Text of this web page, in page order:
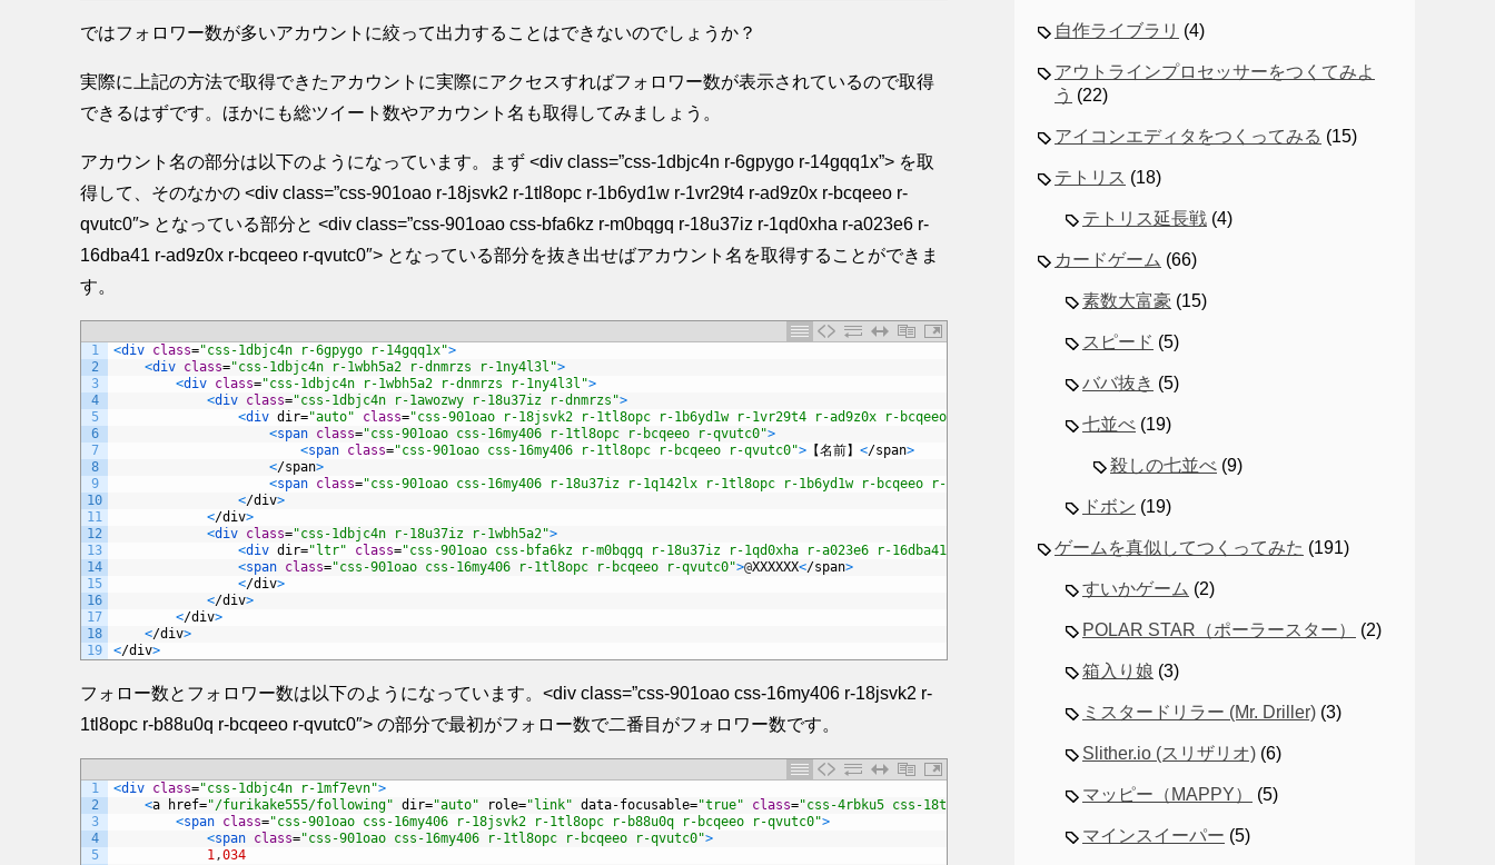
ではフォロワー数が多いアカウントに絞って出力することはできないのでしょうか？
実際に上記の方法で取得できたアカウントに実際にアクセスすればフォロワー数が表示されているので取得
できるはずです。ほかにも総ツイート数やアカウント名も取得してみましょう。
アカウント名の部分は以下のようになっています。まず <div class=”css-1dbjc4n r-6gpygo r-14gqq1x”> を取
得して、そのなかの <div class=”css-901oao r-18jsvk2 r-1tl8opc r-1b6yd1w r-1vr29t4 r-ad9z0x r-bcqeeo r-
qvutc0″> となっている部分と <div class=”css-901oao css-bfa6kz r-m0bqgq r-18u37iz r-1qd0xha r-a023e6 r-
16dba41 r-ad9z0x r-bcqeeo r-qvutc0″> となっている部分を抜き出せばアカウント名を取得することができま
す。
1
2
3
4
5
6
7
8
9
10
11
12
13
14
15
16
17
18
19
<div class="css-1dbjc4n r-6gpygo r-14gqq1x">
<div class="css-1dbjc4n r-1wbh5a2 r-dnmrzs r-1ny4l3l">
<div class="css-1dbjc4n r-1wbh5a2 r-dnmrzs r-1ny4l3l">
<div class="css-1dbjc4n r-1awozwy r-18u37iz r-dnmrzs">
<div dir="auto" class="css-901oao r-18jsvk2 r-1tl8opc r-1b6yd1w r-1vr29t4 r-ad9z0x r-bcqeeo r-qvutc0"
<span class="css-901oao css-16my406 r-1tl8opc r-bcqeeo r-qvutc0">
<span class="css-901oao css-16my406 r-1tl8opc r-bcqeeo r-qvutc0"> 【名前】 </span>
</span>
<span class="css-901oao css-16my406 r-18u37iz r-1q142lx r-1tl8opc r-1b6yd1w r-bcqeeo r-qvutc0"
</div>
</div>
<div class="css-1dbjc4n r-18u37iz r-1wbh5a2">
<div dir="ltr" class="css-901oao css-bfa6kz r-m0bqgq r-18u37iz r-1qd0xha r-a023e6 r-16dba41 r-ad9z0x r-bcqeeo r-qvutc0" >
<span class="css-901oao css-16my406 r-1tl8opc r-bcqeeo r-qvutc0">@XXXXXX</span>
</div>
</div>
</div>
</div>
</div>
フォロー数とフォロワー数は以下のようになっています。<div class=”css-901oao css-16my406 r-18jsvk2 r-
1tl8opc r-b88u0q r-bcqeeo r-qvutc0″> の部分で最初がフォロー数で二番目がフォロワー数です。
1
2
3
4
5
<div class="css-1dbjc4n r-1mf7evn">
<a href="/furikake555/following" dir="auto" role="link" data-focusable="true" class="css-4rbku5 css-18t94o4 css-901oao r-18jsvk2 r-1loqt21 r-1tl8opc r-a023e6 r-16dba41 r-
<span class="css-901oao css-16my406 r-18jsvk2 r-1tl8opc r-b88u0q r-bcqeeo r-qvutc0">
<span class="css-901oao css-16my406 r-1tl8opc r-bcqeeo r-qvutc0">
1,034
自作ライブラリ (4)
アウトラインプロセッサーをつくてみよ
う (22)
アイコンエディタをつくってみる (15)
テトリス (18)
テトリス延長戦 (4)
カードゲーム (66)
素数大富豪 (15)
スピード (5)
ババ抜き (5)
七並べ (19)
殺しの七並べ (9)
ドボン (19)
ゲームを真似してつくってみた (191)
すいかゲーム (2)
POLAR STAR（ポーラースター） (2)
箱入り娘 (3)
ミスタードリラー (Mr. Driller) (3)
Slither.io (スリザリオ) (6)
マッピー（MAPPY） (5)
マインスイーパー (5)